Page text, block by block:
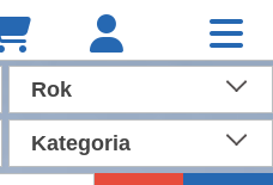
Rok
Kategoria